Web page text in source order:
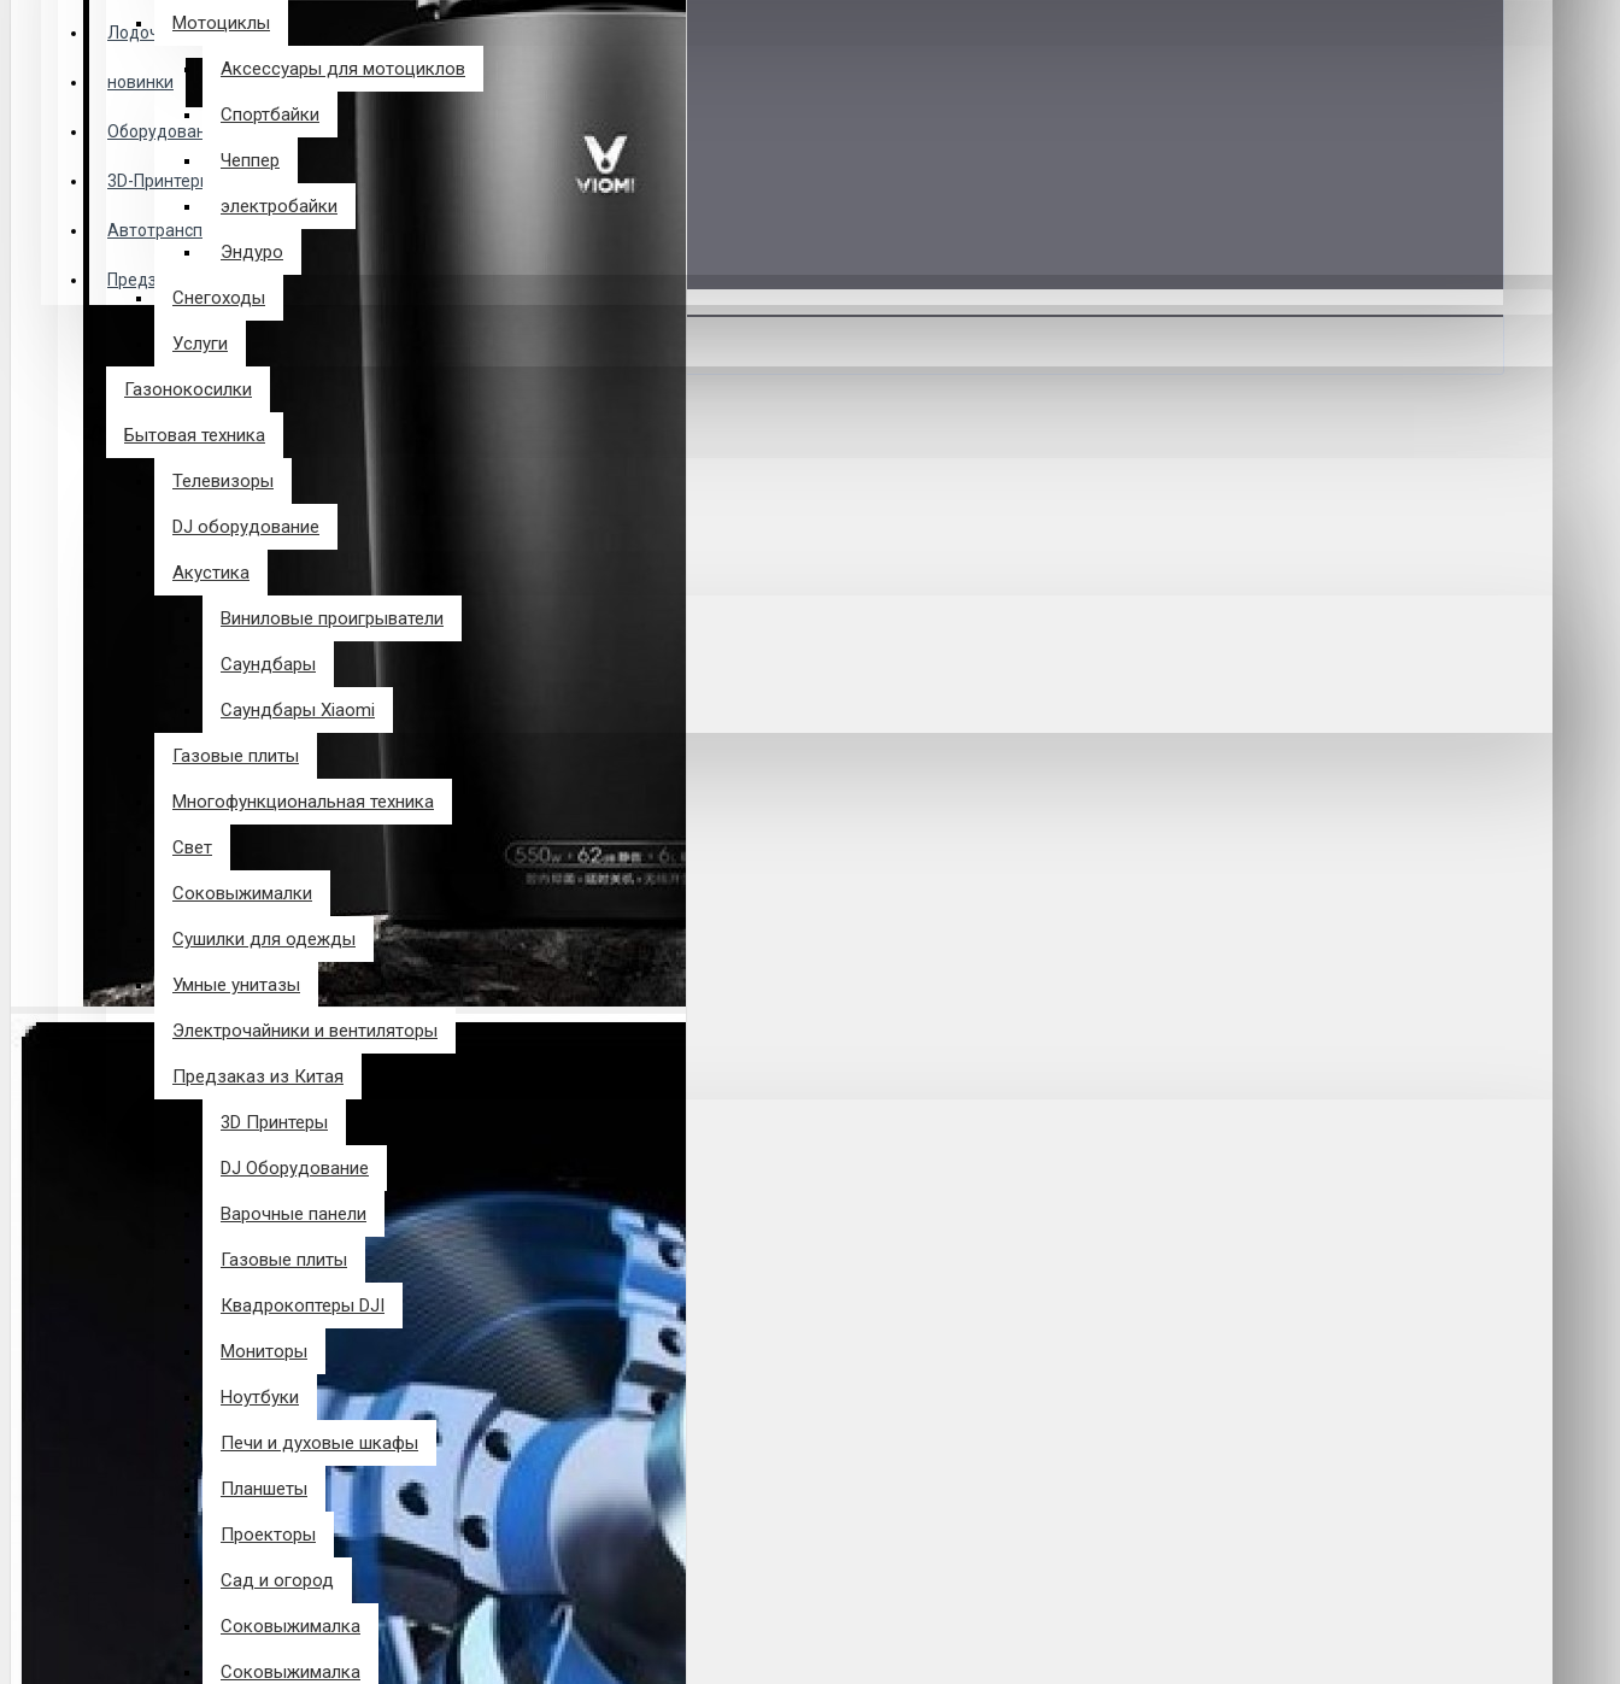
Лодочные Моторы
новинки
Оборудование
3D-Принтеры
Автотранспорт
Предзаказ из Китая
Закладки
0 товар(ов) - 0 р.
В корзине пусто!
Мотоциклы
Аксессуары для мотоциклов
Спортбайки
Чеппер
электробайки
Эндуро
Снегоходы
Услуги
Газонокосилки
Бытовая техника
Телевизоры
DJ оборудование
Акустика
Виниловые проигрыватели
Саундбары
Саундбары Xiaomi
Газовые плиты
Многофункциональная техника
Свет
Соковыжималки
Сушилки для одежды
Умные унитазы
Электрочайники и вентиляторы
Предзаказ из Китая
3D Принтеры
DJ Оборудование
Варочные панели
Газовые плиты
Квадрокоптеры DJI
Мониторы
Ноутбуки
Печи и духовые шкафы
Планшеты
Проекторы
Сад и огород
Соковыжималка
Соковыжималка